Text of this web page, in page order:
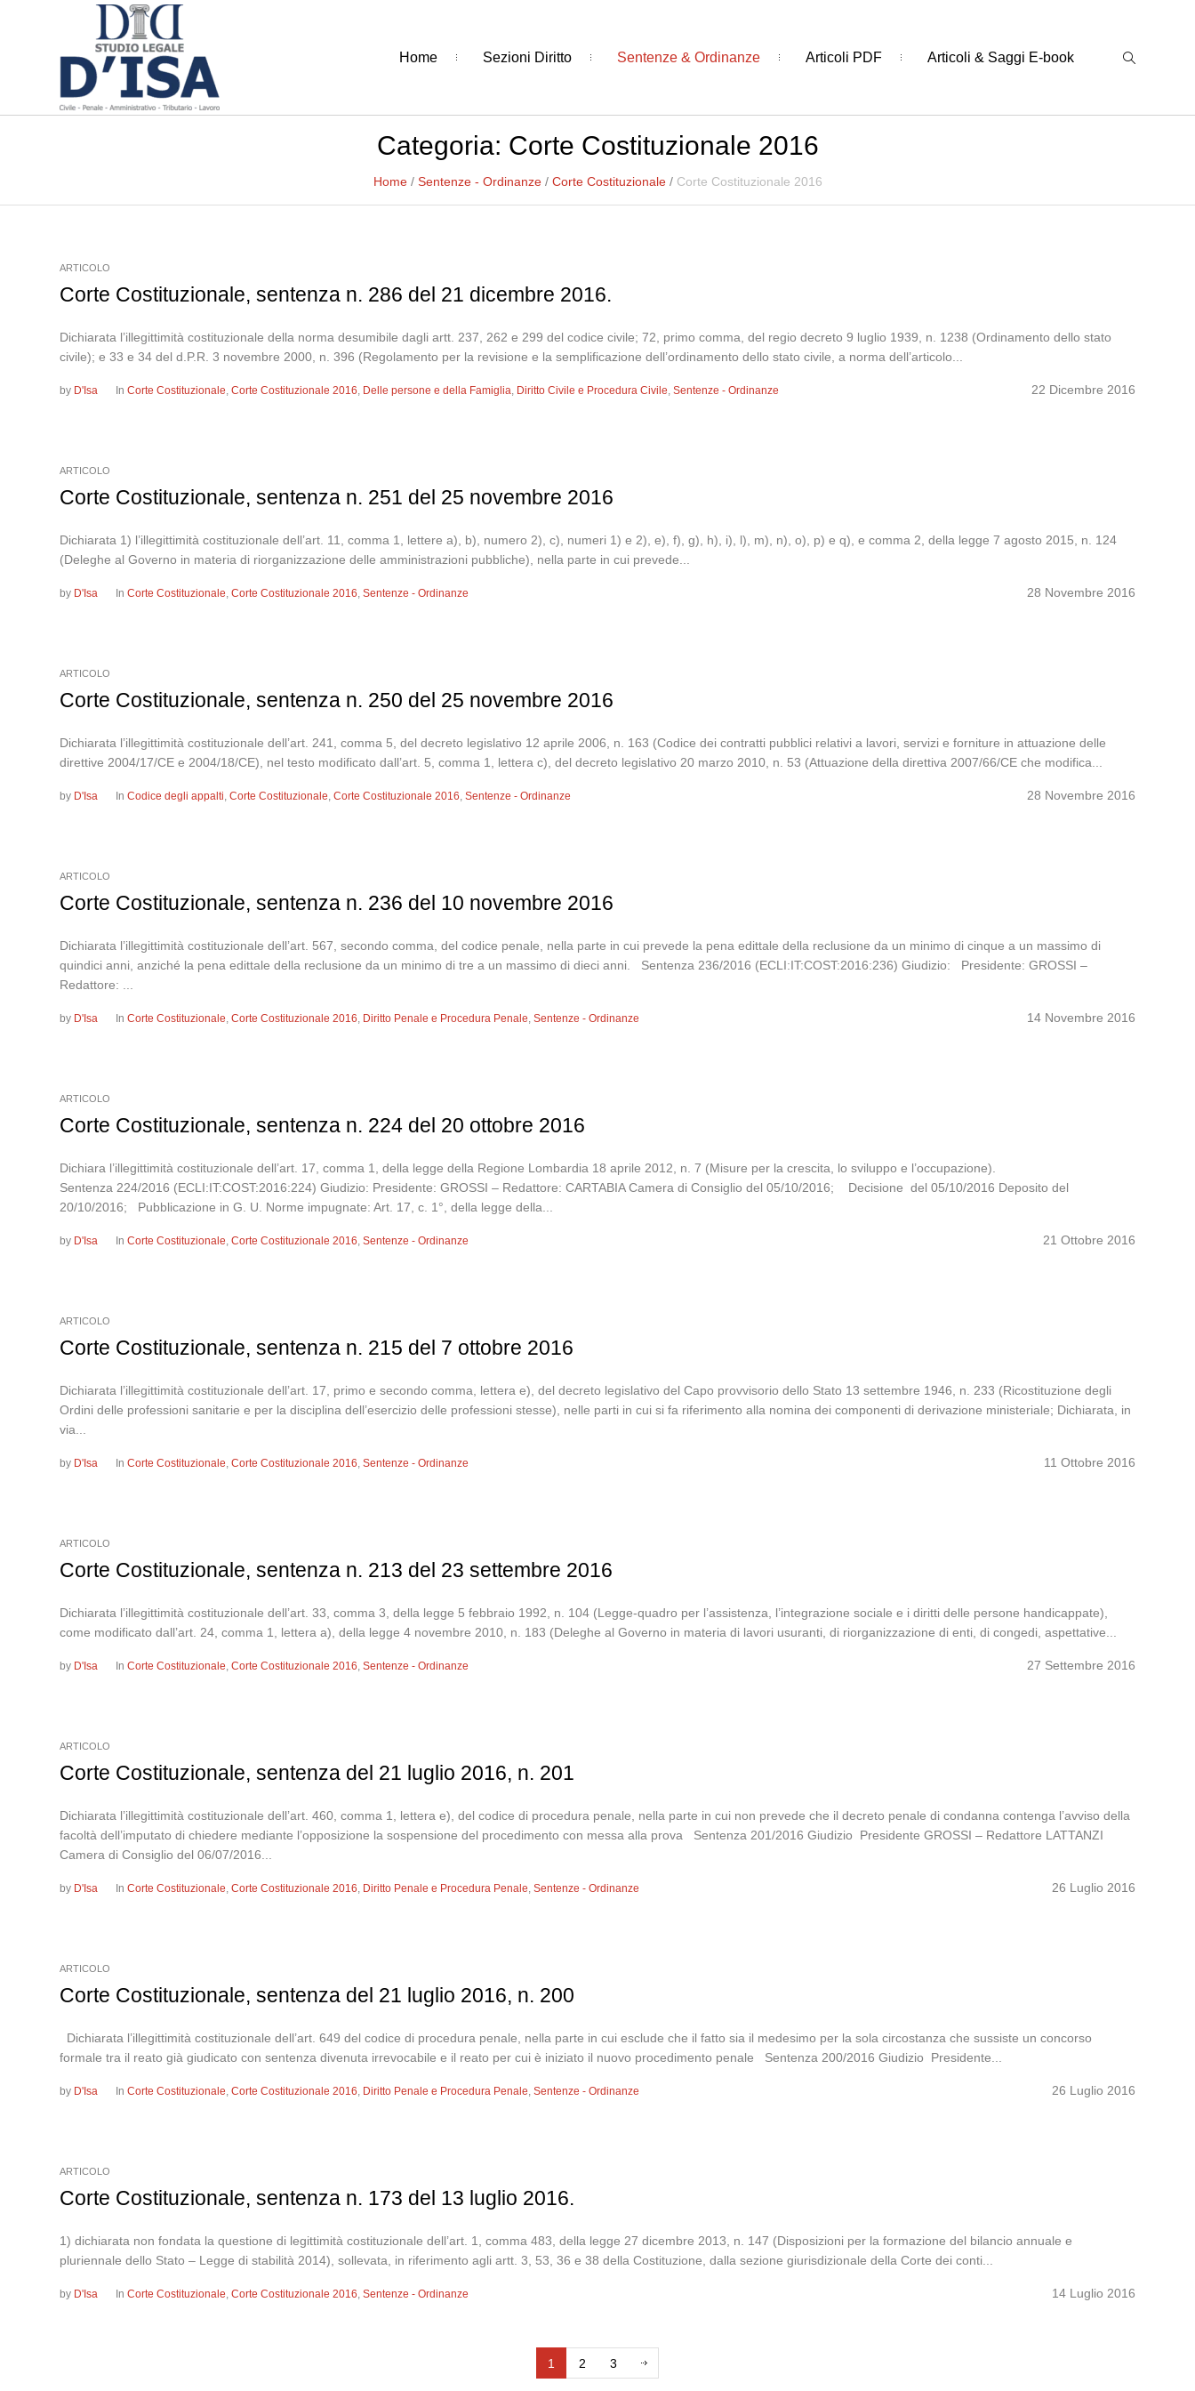
Home Sezioni Diritto Sentenze & Ordinanze Articoli PDF Articoli & Saggi E-book
Categoria: Corte Costituzionale 2016
Home / Sentenze - Ordinanze / Corte Costituzionale / Corte Costituzionale 2016
ARTICOLO
Corte Costituzionale, sentenza n. 286 del 21 dicembre 2016.
Dichiarata l’illegittimità costituzionale della norma desumibile dagli artt. 237, 262 e 299 del codice civile; 72, primo comma, del regio decreto 9 luglio 1939, n. 1238 (Ordinamento dello stato
civile); e 33 e 34 del d.P.R. 3 novembre 2000, n. 396 (Regolamento per la revisione e la semplificazione dell’ordinamento dello stato civile, a norma dell’articolo...
22 Dicembre 2016
by D'Isa InCorte Costituzionale,Corte Costituzionale 2016, Delle persone e della Famiglia, Diritto Civile e Procedura Civile,Sentenze - Ordinanze
ARTICOLO
Corte Costituzionale, sentenza n. 251 del 25 novembre 2016
Dichiarata 1) l’illegittimità costituzionale dell’art. 11, comma 1, lettere a), b), numero 2), c), numeri 1) e 2), e), f), g), h), i), l), m), n), o), p) e q), e comma 2, della legge 7 agosto 2015, n. 124
(Deleghe al Governo in materia di riorganizzazione delle amministrazioni pubbliche), nella parte in cui prevede...
28 Novembre 2016
by D'Isa InCorte Costituzionale,Corte Costituzionale 2016,Sentenze - Ordinanze
ARTICOLO
Corte Costituzionale, sentenza n. 250 del 25 novembre 2016
Dichiarata l’illegittimità costituzionale dell’art. 241, comma 5, del decreto legislativo 12 aprile 2006, n. 163 (Codice dei contratti pubblici relativi a lavori, servizi e forniture in attuazione delle
direttive 2004/17/CE e 2004/18/CE), nel testo modificato dall’art. 5, comma 1, lettera c), del decreto legislativo 20 marzo 2010, n. 53 (Attuazione della direttiva 2007/66/CE che modifica...
28 Novembre 2016
by D'Isa InCodice degli appalti,Corte Costituzionale,Corte Costituzionale 2016,Sentenze - Ordinanze
ARTICOLO
Corte Costituzionale, sentenza n. 236 del 10 novembre 2016
Dichiarata l’illegittimità costituzionale dell’art. 567, secondo comma, del codice penale, nella parte in cui prevede la pena edittale della reclusione da un minimo di cinque a un massimo di
quindici anni, anziché la pena edittale della reclusione da un minimo di tre a un massimo di dieci anni. Sentenza 236/2016 (ECLI:IT:COST:2016:236) Giudizio: Presidente: GROSSI –
Redattore: ...
14 Novembre 2016
by D'Isa InCorte Costituzionale,Corte Costituzionale 2016, Diritto Penale e Procedura Penale,Sentenze - Ordinanze
ARTICOLO
Corte Costituzionale, sentenza n. 224 del 20 ottobre 2016
Dichiara l’illegittimità costituzionale dell’art. 17, comma 1, della legge della Regione Lombardia 18 aprile 2012, n. 7 (Misure per la crescita, lo sviluppo e l’occupazione).
Sentenza 224/2016 (ECLI:IT:COST:2016:224) Giudizio: Presidente: GROSSI – Redattore: CARTABIA Camera di Consiglio del 05/10/2016; Decisione del 05/10/2016 Deposito del
20/10/2016; Pubblicazione in G. U. Norme impugnate: Art. 17, c. 1°, della legge della...
21 Ottobre 2016
by D'Isa InCorte Costituzionale,Corte Costituzionale 2016,Sentenze - Ordinanze
ARTICOLO
Corte Costituzionale, sentenza n. 215 del 7 ottobre 2016
Dichiarata l’illegittimità costituzionale dell’art. 17, primo e secondo comma, lettera e), del decreto legislativo del Capo provvisorio dello Stato 13 settembre 1946, n. 233 (Ricostituzione degli
Ordini delle professioni sanitarie e per la disciplina dell’esercizio delle professioni stesse), nelle parti in cui si fa riferimento alla nomina dei componenti di derivazione ministeriale; Dichiarata, in
via...
11 Ottobre 2016
by D'Isa InCorte Costituzionale,Corte Costituzionale 2016,Sentenze - Ordinanze
ARTICOLO
Corte Costituzionale, sentenza n. 213 del 23 settembre 2016
Dichiarata l’illegittimità costituzionale dell’art. 33, comma 3, della legge 5 febbraio 1992, n. 104 (Legge-quadro per l’assistenza, l’integrazione sociale e i diritti delle persone handicappate),
come modificato dall’art. 24, comma 1, lettera a), della legge 4 novembre 2010, n. 183 (Deleghe al Governo in materia di lavori usuranti, di riorganizzazione di enti, di congedi, aspettative...
27 Settembre 2016
by D'Isa InCorte Costituzionale,Corte Costituzionale 2016,Sentenze - Ordinanze
ARTICOLO
Corte Costituzionale, sentenza del 21 luglio 2016, n. 201
Dichiarata l’illegittimità costituzionale dell’art. 460, comma 1, lettera e), del codice di procedura penale, nella parte in cui non prevede che il decreto penale di condanna contenga l’avviso della
facoltà dell’imputato di chiedere mediante l’opposizione la sospensione del procedimento con messa alla prova Sentenza 201/2016 Giudizio Presidente GROSSI – Redattore LATTANZI
Camera di Consiglio del 06/07/2016...
26 Luglio 2016
by D'Isa InCorte Costituzionale,Corte Costituzionale 2016, Diritto Penale e Procedura Penale,Sentenze - Ordinanze
ARTICOLO
Corte Costituzionale, sentenza del 21 luglio 2016, n. 200
Dichiarata l’illegittimità costituzionale dell’art. 649 del codice di procedura penale, nella parte in cui esclude che il fatto sia il medesimo per la sola circostanza che sussiste un concorso
formale tra il reato già giudicato con sentenza divenuta irrevocabile e il reato per cui è iniziato il nuovo procedimento penale Sentenza 200/2016 Giudizio Presidente...
26 Luglio 2016
by D'Isa InCorte Costituzionale,Corte Costituzionale 2016, Diritto Penale e Procedura Penale,Sentenze - Ordinanze
ARTICOLO
Corte Costituzionale, sentenza n. 173 del 13 luglio 2016.
1) dichiarata non fondata la questione di legittimità costituzionale dell’art. 1, comma 483, della legge 27 dicembre 2013, n. 147 (Disposizioni per la formazione del bilancio annuale e
pluriennale dello Stato – Legge di stabilità 2014), sollevata, in riferimento agli artt. 3, 53, 36 e 38 della Costituzione, dalla sezione giurisdizionale della Corte dei conti...
14 Luglio 2016
by D'Isa InCorte Costituzionale,Corte Costituzionale 2016,Sentenze - Ordinanze
1 2 3